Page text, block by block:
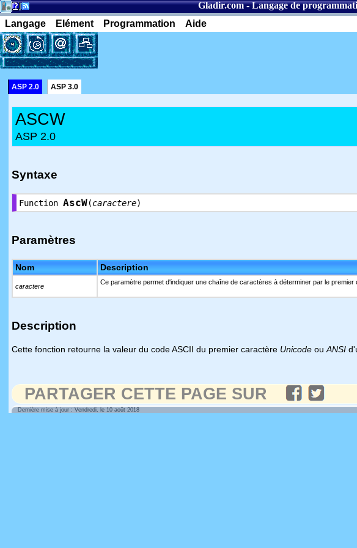
Gladir.com-Langage de
Langage
Elément Programmation Aide
ASP 2.0 ASP 3.0
ASCW
ASP 2.0
Syntaxe
Function AscW(caractere)
Paramètres
Nom Description
caractere
Ce paramètre permet d'indiquer une chaîne de caractères à déterminer par le premier
Description
Cette fonction retourne la valeur du code ASCII du premier caractère Unicode ou ANSI
PARTAGER CETTE PAGE SUR
Dernière mise à jour : Vendredi, le 10 août 2018